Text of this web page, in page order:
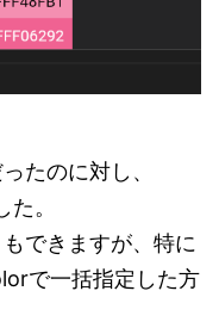
たのに対し、
。
できますが、特に
で一括指定した方